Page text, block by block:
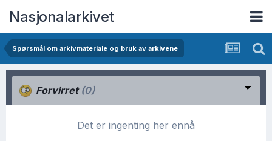
Nasjonalarkivet
Spørsmål om arkivmateriale og bruk av arkivene
Forvirret (0)
Det er ingenting her ennå